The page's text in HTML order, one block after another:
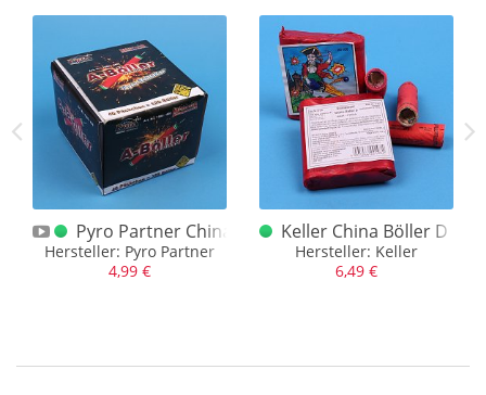
Böller II letzte Ausf.
Pyro Partner China Böller A Päckchen 1. Ausf.
Hersteller: Pyro Partner
4,99 €
Keller China Böller D
Hersteller: Keller
6,49 €